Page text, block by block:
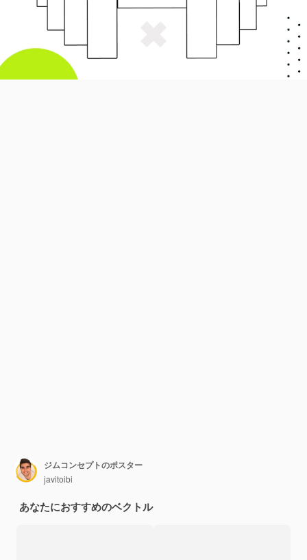
ジムコンセプトのポスター
javitoibi
あなたにおすすめのベクトル